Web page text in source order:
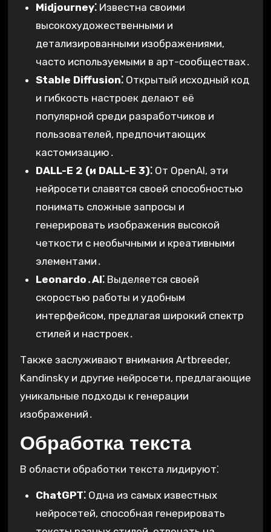
Midjourney⁚Известна своими
высокохудожественными и
детализированными изображениями,
часто используемыми в арт-сообществах․
Stable Diffusion⁚Открытый исходный код
и гибкость настроек делают её
популярной среди разработчиков и
пользователей, предпочитающих
кастомизацию․
DALL-E 2 (и DALL-E 3)⁚От OpenAI, эти
нейросети славятся своей способностью
понимать сложные запросы и
генерировать изображения высокой
четкости с необычными и креативными
элементами․
Leonardo․AI⁚Выделяется своей
скоростью работы и удобным
интерфейсом, предлагая широкий спектр
стилей и настроек․
Также заслуживают внимания Artbreeder,
Kandinsky и другие нейросети, предлагающие
уникальные подходы к генерации
изображений․
Обработка текста
В области обработки текста лидируют⁚
ChatGPT⁚Одна из самых известных
нейросетей, способная генерировать